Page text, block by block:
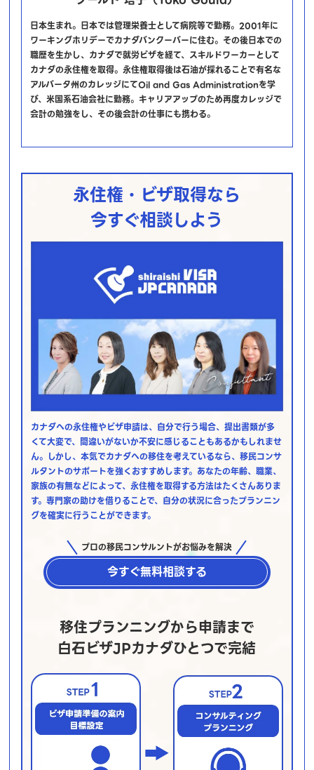
日本生まれ。日本では管理栄養士として病院等で勤務。2001年に
ワーキングホリデーでカナダバンクーバーに住む。その後日本での
職歴を生かし、カナダで就労ビザを経て、スキルドワーカーとして
カナダの永住権を取得。永住権取得後は石油が採れることで有名な
アルバータ州のカレッジにてOil and Gas Administrationを学
び、米国系石油会社に勤務。キャリアアップのため再度カレッジで
会計の勉強をし、その後会計の仕事にも携わる。
永住権・ビザ取得なら
今すぐ相談しよう
カナダへの永住権やビザ申請は、自分で行う場合、提出書類が多
くて大変で、間違いがないか不安に感じることもあるかもしれませ
ん。しかし、本気でカナダへの移住を考えているなら、移民コンサ
ルタントのサポートを強くおすすめします。あなたの年齢、職業、
家族の有無などによって、永住権を取得する方法はたくさんありま
す。専門家の助けを借りることで、自分の状況に合ったプランニン
グを確実に行うことができます。
プロの移民コンサルントがお悩みを解決
今すぐ無料相談する
移住プランニングから申請まで
白石ビザJPカナダひとつで完結